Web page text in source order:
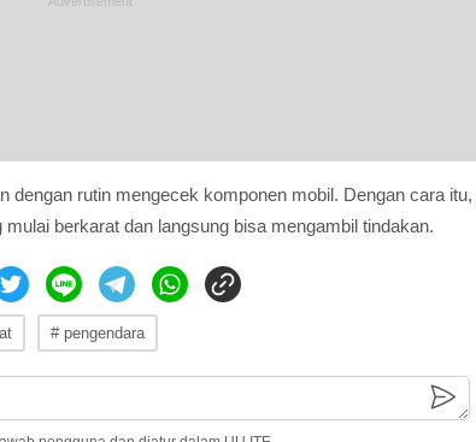
dengan rutin mengecek komponen mobil. Dengan cara itu,
berkarat dan langsung bisa mengambil tindakan.
# pengendara